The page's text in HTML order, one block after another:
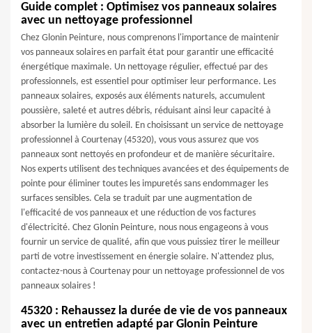
Guide complet : Optimisez vos panneaux solaires
avec un nettoyage professionnel
Chez Glonin Peinture, nous comprenons l'importance de maintenir
vos panneaux solaires en parfait état pour garantir une efficacité
énergétique maximale. Un nettoyage régulier, effectué par des
professionnels, est essentiel pour optimiser leur performance. Les
panneaux solaires, exposés aux éléments naturels, accumulent
poussière, saleté et autres débris, réduisant ainsi leur capacité à
absorber la lumière du soleil. En choisissant un service de nettoyage
professionnel à Courtenay (45320), vous vous assurez que vos
panneaux sont nettoyés en profondeur et de manière sécuritaire.
Nos experts utilisent des techniques avancées et des équipements de
pointe pour éliminer toutes les impuretés sans endommager les
surfaces sensibles. Cela se traduit par une augmentation de
l'efficacité de vos panneaux et une réduction de vos factures
d'électricité. Chez Glonin Peinture, nous nous engageons à vous
fournir un service de qualité, afin que vous puissiez tirer le meilleur
parti de votre investissement en énergie solaire. N'attendez plus,
contactez-nous à Courtenay pour un nettoyage professionnel de vos
panneaux solaires !
45320 : Rehaussez la durée de vie de vos panneaux
avec un entretien adapté par Glonin Peinture